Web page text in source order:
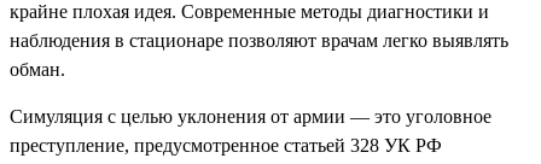
крайне плохая идея. Современные методы диагностики и
наблюдения в стационаре позволяют врачам легко выявлять
обман.
Симуляция с целью уклонения от армии — это уголовное
преступление, предусмотренное статьей 328 УК РФ